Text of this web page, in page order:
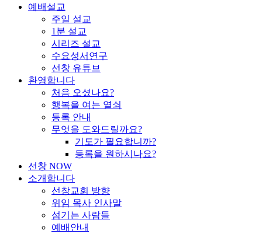
예배설교
주일 설교
1분 설교
시리즈 설교
수요성서연구
선창 유튜브
환영합니다
처음 오셨나요?
행복을 여는 열쇠
등록 안내
무엇을 도와드릴까요?
기도가 필요합니까?
등록을 원하시나요?
선창 NOW
소개합니다
선창교회 방향
위임 목사 인사말
섬기는 사람들
예배안내